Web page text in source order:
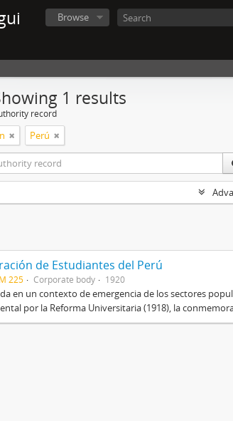
Browse
1 results
record
Perú
de Estudiantes del Perú
225 Corporate body 1920
en un contexto de emergencia de los sectores
por la Reforma Universitaria (1918), la